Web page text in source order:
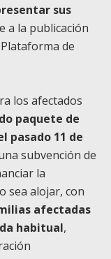
sus
a la publicación
de
los afectados
paquete de
pasado 11 de
subvención de
la
sea alojar, con
afectadas
habitual,